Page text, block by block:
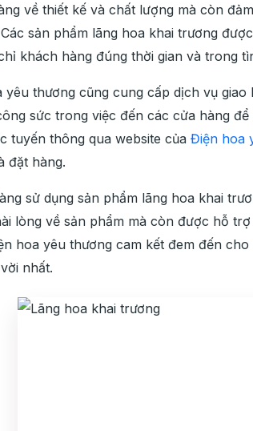
về thiết kế và chất lượng mà còn
sản phẩm lãng hoa khai trương
khách hàng đúng thời gian và trong
yêu thương cũng cung cấp dịch vụ
sức trong việc đến các cửa hàng
tuyến thông qua website của Điện hoa
đặt hàng.
sử dụng sản phẩm lãng hoa khai
lòng về sản phẩm mà còn được hỗ
hoa yêu thương cam kết đem đến
nhất.